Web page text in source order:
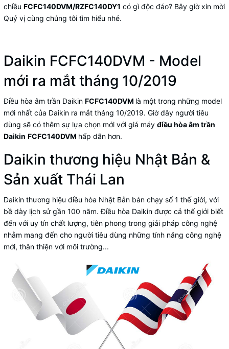
chiều FCFC140DVM/RZFC140DY1 có gì độc đáo? Bây giờ xin mời
Quý vị cùng chúng tôi tìm hiểu nhé.
Daikin FCFC140DVM - Model
mới ra mắt tháng 10/2019
Điều hòa âm trần Daikin FCFC140DVM là một trong những model
mới nhất của Daikin ra mắt tháng 10/2019. Giờ đây người tiêu
dùng sẽ có thêm sự lựa chọn mới với giá máy điều hòa âm trần
Daikin FCFC140DVM hấp dẫn hơn.
Daikin thương hiệu Nhật Bản &
Sản xuất Thái Lan
Daikin thương hiệu điều hòa Nhật Bản bán chạy số 1 thế giới, với
bề dày lịch sử gần 100 năm. Điều hòa Daikin được cả thế giới biết
đến với uy tín chất lượng, tiên phong trong giải pháp công nghệ
nhằm mang đến cho người tiêu dùng những tính năng công nghệ
mới, thân thiện với môi trường...